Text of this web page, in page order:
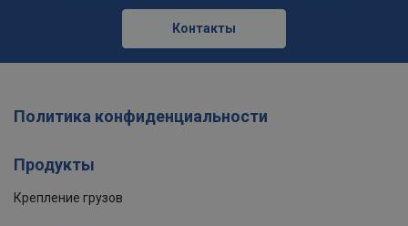
Контакты
Политика конфиденциальности
Продукты
Крепление грузов